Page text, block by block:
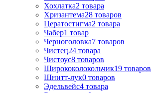
Хохлатка2 товара
Хризантема28 товаров
Цератостигма2 товара
Чабер1 товар
Черноголовка7 товаров
Чистец24 товара
Чистоус8 товаров
Ширококолокольчик19 товаров
Шнитт-лук0 товаров
Эдельвейс4 товара